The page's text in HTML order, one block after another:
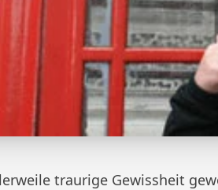
traurige Gewissheit